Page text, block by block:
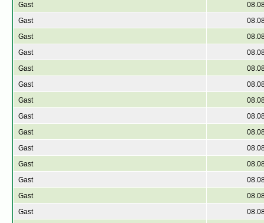
Gast
Gast
Gast
Gast
Gast
Gast
Gast
Gast
Gast
Gast
Gast
Gast
Gast
Gast